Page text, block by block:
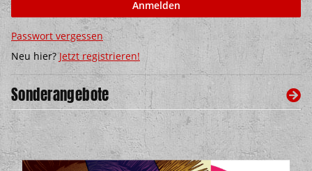
Anmelden
Passwort vergessen
Neu hier?Jetzt registrieren!
Sonderangebote